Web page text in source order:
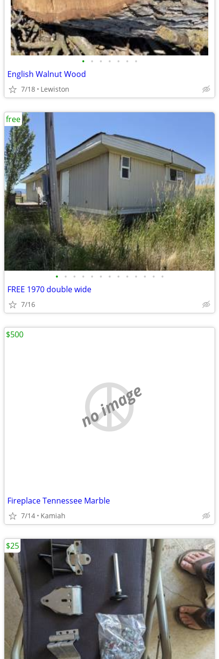
• • • • • • •
English Walnut Wood
7/18 Lewiston
• • • • • • • • • • • • •
FREE 1970 double wide
7/16
free
no image
Fireplace Tennessee Marble
7/14 Kamiah
$500
$25